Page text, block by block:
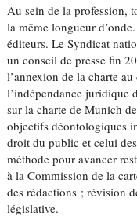
Au sein de la profession,
la même longueur
éditeurs. Le Syndicat
un conseil de presse fin
l’annexion de la charte
l’indépendance juridique
sur la charte de Munich
objectifs déontologiques
droit du public et celui
méthode pour avancer
à la Commission de la
des rédactions ; révision
législative.